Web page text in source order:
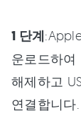
1 단계
운로드하여
해제하고
연결합니다.